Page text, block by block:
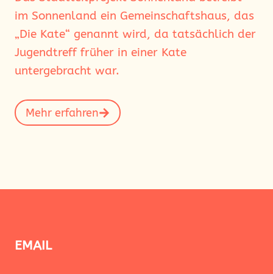
im Sonnenland ein Gemeinschaftshaus, das
„Die Kate“ genannt wird, da tatsächlich der
Jugendtreff früher in einer Kate
untergebracht war.
Mehr erfahren
EMAIL